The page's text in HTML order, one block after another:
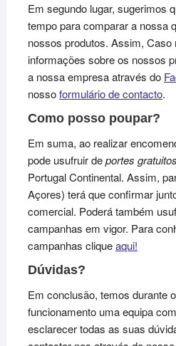
Em segundo lugar, sugerimos
tempo para comparar a nossa
nossos produtos. Assim, Caso
informações sobre os nossos
a nossa empresa através do
nossoformulário de contacto.
Como posso poupar?
Em suma, ao realizar
pode usufruir deportes gratuitos
Portugal Continental. Assim,
Açores) terá que confirmar
comercial. Poderá também
campanhas em vigor. Para
campanhas cliqueaqui!
Dúvidas?
Em conclusão, temos durante
funcionamento uma equipa
esclarecer todas as suas